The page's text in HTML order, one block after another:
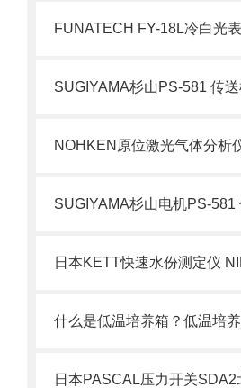
SUGIYAMA杉山PS-581 传
NOHKEN原位激光气体分析
什么是低温培养箱？低温培
日本PASCAL压力开关SDA2